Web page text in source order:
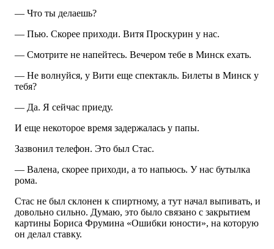
— Что ты делаешь?
— Пью. Скорее приходи. Витя Проскурин у нас.
— Смотрите не напейтесь. Вечером тебе в Минск ехать.
— Не волнуйся, у Вити еще спектакль. Билеты в Минск у
тебя?
— Да. Я сейчас приеду.
И еще некоторое время задержалась у папы.
Зазвонил телефон. Это был Стас.
— Валена, скорее приходи, а то напьюсь. У нас бутылка
рома.
Стас не был склонен к спиртному, а тут начал выпивать, и
довольно сильно. Думаю, это было связано с закрытием
картины Бориса Фрумина «Ошибки юности», на которую
он делал ставку.